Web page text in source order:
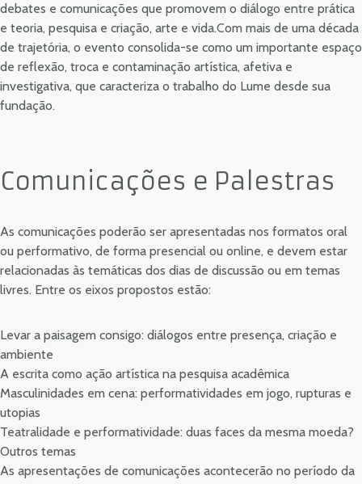
debates e comunicações que promovem o diálogo entre prática
e teoria, pesquisa e criação, arte e vida.Com mais de uma década
de trajetória, o evento consolida-se como um importante espaço
de reflexão, troca e contaminação artística, afetiva e
investigativa, que caracteriza o trabalho do Lume desde sua
fundação.
Comunicações e Palestras
As comunicações poderão ser apresentadas nos formatos oral
ou performativo, de forma presencial ou online, e devem estar
relacionadas às temáticas dos dias de discussão ou em temas
livres. Entre os eixos propostos estão:
Levar a paisagem consigo: diálogos entre presença, criação e
ambiente
A escrita como ação artística na pesquisa acadêmica
Masculinidades em cena: performatividades em jogo, rupturas e
utopias
Teatralidade e performatividade: duas faces da mesma moeda?
Outros temas
As apresentações de comunicações acontecerão no período da